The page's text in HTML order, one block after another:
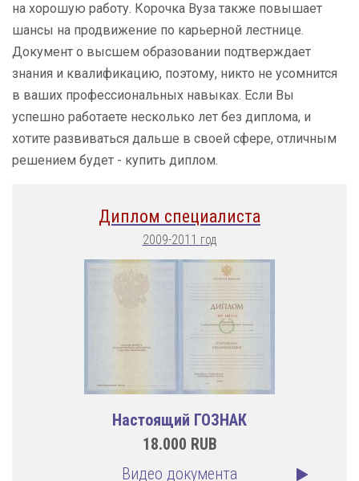
на хорошую работу. Корочка Вуза также повышает
шансы на продвижение по карьерной лестнице.
Документ о высшем образовании подтверждает
знания и квалификацию, поэтому, никто не усомнится
в ваших профессиональных навыках. Если Вы
успешно работаете несколько лет без диплома, и
хотите развиваться дальше в своей сфере, отличным
решением будет - купить диплом.
Диплом специалиста
2009-2011 год
Настоящий ГОЗНАК
18.000 RUB
Видео документа